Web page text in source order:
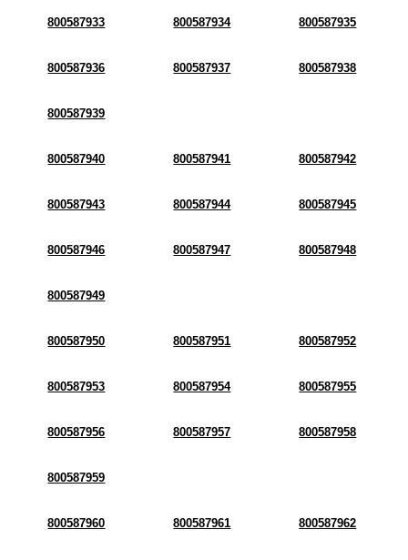
800587933 800587934 800587935
800587936 800587937 800587938
800587939
800587940 800587941 800587942
800587943 800587944 800587945
800587946 800587947 800587948
800587949
800587950 800587951 800587952
800587953 800587954 800587955
800587956 800587957 800587958
800587959
800587960 800587961 800587962